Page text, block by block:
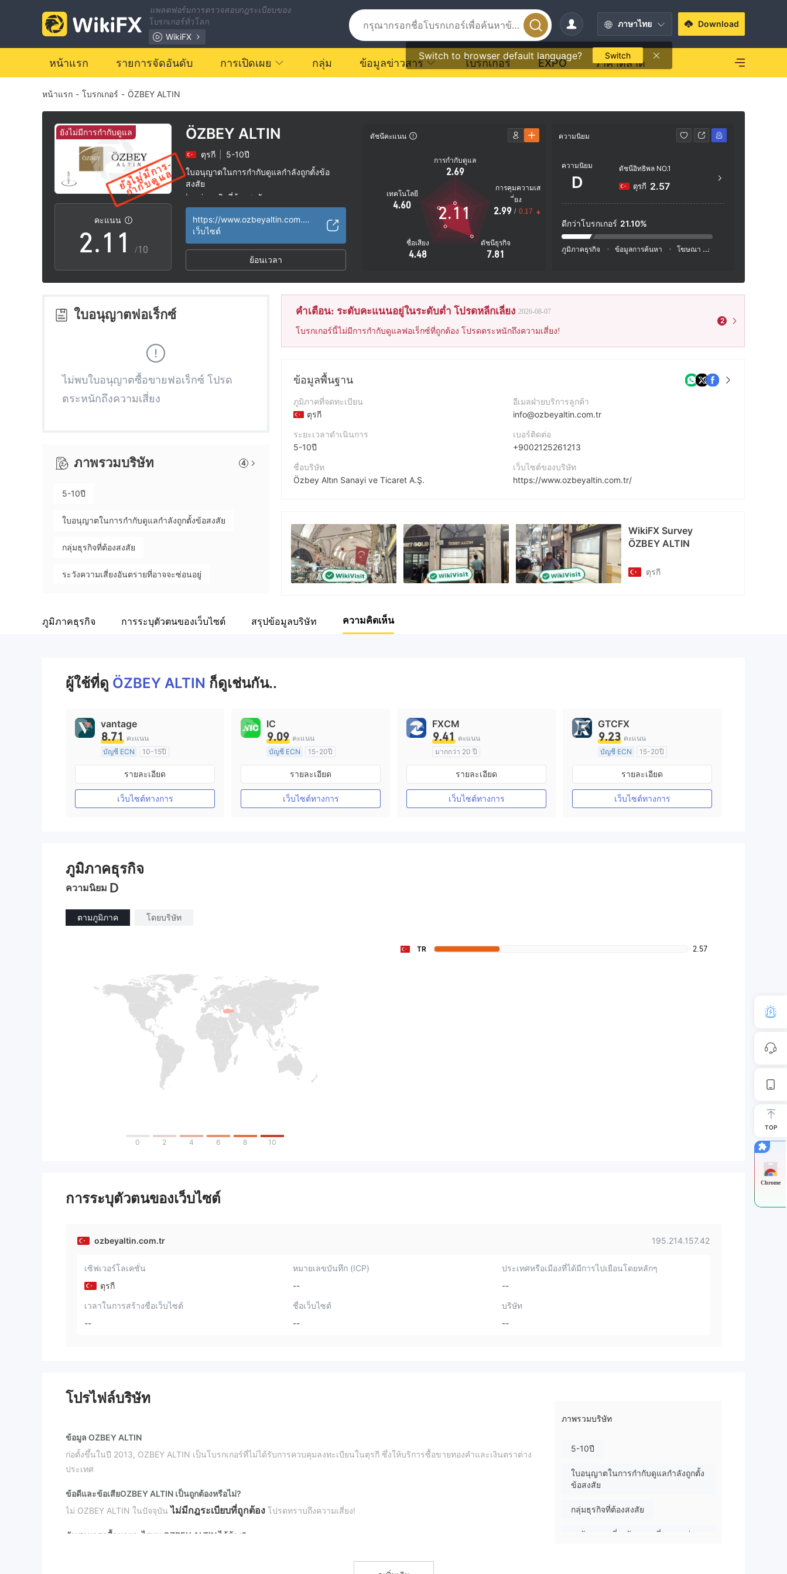
แพลตฟอร์มการตรวจสอบกฎระเบียบของ
โบรกเกอร์ทั่วโลก
WikiFX
ภาษาไทย
Switch to browser default language? Switch
Download
หน้าแรก รายการจัดอันดับ การเปิดเผย กลุ่ม ข้อมูลข่าวสาร โบรกเกอร์ EXPO ราคาตลาด
หน้าแรก - โบรกเกอร์ - ÖZBEY ALTIN
ยังไม่มีการกำกับดูแล
คะแนน
0
1
2
3
4
6
7
9
.
0
1
2
3
5
6
9
0
1
2
3
5
6
9
/10
ÖZBEY ALTIN
ตุรกี
5-10ปี
ใบอนุญาตในการกำกับดูแลกำลังถูกตั้งข้อ
สงสัย
| กลุ่มธุรกิจที่ต้องสงสัย
|
https://www.ozbeyaltin.com.tr/
เว็บไซต์
ย้อนเวลา
ดัชนีคะแนน
การกำกับดูแล
2.69
เทคโนโลยี
4.60
ชื่อเสียง
4.48
ดัชนีธุรกิจ
7.81
การคุมความเส
ี่ยง
2.99 / 0.17
2.11
ความนิยม
ความนิยม
D
ดัชนีอิทธิพล NO.1
ตุรกี 2.57
ดีกว่าโบรกเกอร์ 21.10%
ภูมิภาคธุรกิจ ข้อมูลการค้นหา โฆษณา
ใบอนุญาตฟอเร็กซ์
ไม่พบใบอนุญาตซื้อขายฟอเร็กซ์ โปรด
ตระหนักถึงความเสี่ยง
ภาพรวมบริษัท 4
5-10ปี
ใบอนุญาตในการกำกับดูแลกำลังถูกตั้งข้อสงสัย
กลุ่มธุรกิจที่ต้องสงสัย
ระวังความเสี่ยงอันตรายที่อาจจะซ่อนอยู่
คำเตือน: ระดับคะแนนอยู่ในระดับต่ำ โปรดหลีกเลี่ยง 2026-08-07
โบรกเกอร์นี้ไม่มีการกำกับดูแลฟอเร็กซ์ที่ถูกต้อง โปรดตระหนักถึงความเสี่ยง!
2
ข้อมูลพื้นฐาน
ภูมิภาคที่จดทะเบียน
ตุรกี
ระยะเวลาดำเนินการ
5-10ปี
ชื่อบริษัท
Özbey Altın Sanayi ve Ticaret A.Ş.
พนักงานบริษัท
--
อีเมลฝ่ายบริการลูกค้า
info@ozbeyaltin.com.tr
เบอร์ติดต่อ
+9002125261213
เว็บไซต์ของบริษัท
https://www.ozbeyaltin.com.tr/
WikiFX Survey
ÖZBEY ALTIN
ตุรกี
ภูมิภาคธุรกิจ การระบุตัวตนของเว็บไซต์ สรุปข้อมูลบริษัท ความคิดเห็น
ผู้ใช้ที่ดู ÖZBEY ALTIN ก็ดูเช่นกัน..
vantage
8.71 คะแนน
บัญชี ECN
10-15ปี
การกำกับดูแล ออสเตรเลีย
ใบอนุญาต MT4 แบบเต็ม
รายละเอียด
เว็บไซต์ทางการ
IC
9.09 คะแนน
บัญชี ECN
15-20ปี
การกำกับดูแล ออสเตรเลีย
ใบอนุญาต MT4 แบบเต็ม
รายละเอียด
เว็บไซต์ทางการ
FXCM
9.41 คะแนน
มากกว่า 20 ปี
การกำกับดูแล ออสเตรเลีย
ใบอนุญาต MT4 แบบเต็ม
รายละเอียด
เว็บไซต์ทางการ
GTCFX
9.23 คะแนน
บัญชี ECN
15-20ปี
การกำกับดูแล สหราชอาณาจักร
ใบอนุญาต MT4 แบบเต็ม
รายละเอียด
เว็บไซต์ทางการ
ภูมิภาคธุรกิจ
ความนิยม D
ตามภูมิภาค โดยบริษัท
0 2 4 6 8 10
TR 2.57
การระบุตัวตนของเว็บไซต์
ozbeyaltin.com.tr 195.214.157.42
เซิฟเวอร์โลเคชั่น
ตุรกี
หมายเลขบันทึก (ICP)
--
ประเทศหรือเมืองที่ได้มีการไปเยือนโดยหลักๆ
--
เวลาในการสร้างชื่อเว็บไซต์
--
ชื่อเว็บไซต์
--
บริษัท
--
โปรไฟล์บริษัท
ข้อมูล OZBEY ALTIN
ก่อตั้งขึ้นในปี 2013, OZBEY ALTIN เป็นโบรกเกอร์ที่ไม่ได้รับการควบคุมลงทะเบียนในตุรกี ซึ่งให้บริการซื้อขายทองคำและเงินตราต่าง
ประเทศ
ข้อดีและข้อเสียOZBEY ALTIN เป็นถูกต้องหรือไม่?
ไม่ OZBEY ALTIN ในปัจจุบันไม่มีกฎระเบียบที่ถูกต้อง โปรดทราบถึงความเสี่ยง!
ฉันสามารถซื้อขายอะไรบน OZBEY ALTIN ได้บ้าง?
ภาพรวมบริษัท
5-10ปี
ใบอนุญาตในการกำกับดูแลกำลังถูกตั้ง
ข้อสงสัย
กลุ่มธุรกิจที่ต้องสงสัย
ระวังความเสี่ยงอันตรายที่อาจจะซ่อน
TOP
Chrome